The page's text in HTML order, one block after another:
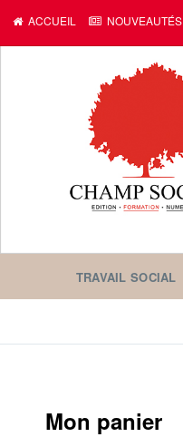
ACCUEIL NOUVEAUTÉS
TRAVAIL SOCIAL
Mon panier